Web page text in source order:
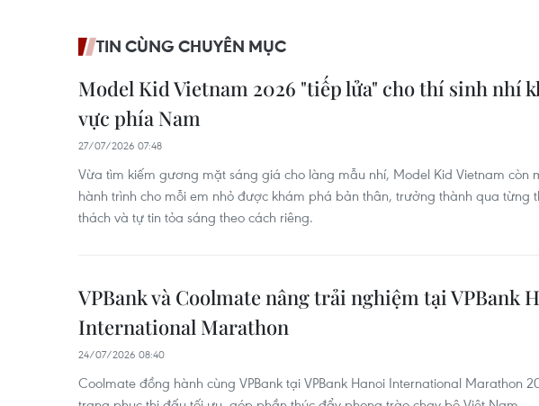
TIN CÙNG CHUYÊN MỤC
Model Kid Vietnam 2026 "tiếp lửa" cho thí sinh nhí
vực phía Nam
27/07/2026 07:48
Vừa tìm kiếm gương mặt sáng giá cho làng mẫu nhí, Model Kid Vietnam còn
hành trình cho mỗi em nhỏ được khám phá bản thân, trưởng thành qua từng
thách và tự tin tỏa sáng theo cách riêng.
VPBank và Coolmate nâng trải nghiệm tại VPBank
International Marathon
24/07/2026 08:40
Coolmate đồng hành cùng VPBank tại VPBank Hanoi International Marathon